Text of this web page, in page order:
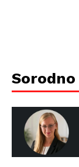
Sorodno